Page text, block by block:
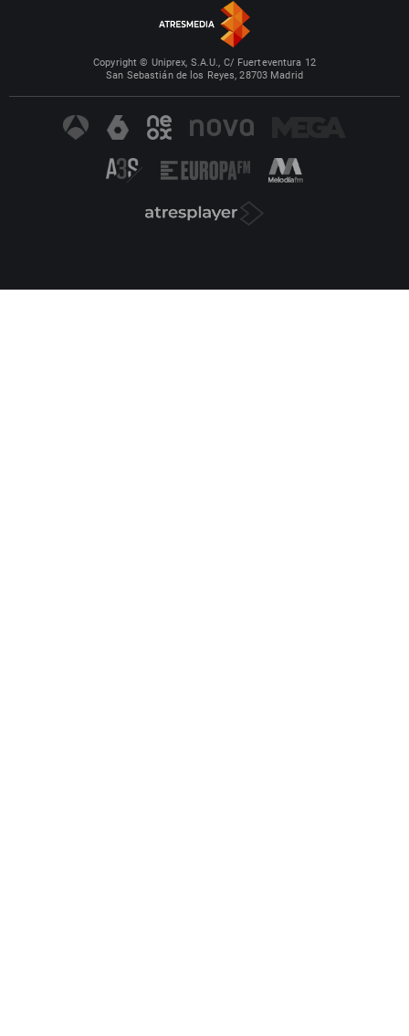
Copyright © Uniprex, S.A.U., C/ Fuerteventura 12
San Sebastián de los Reyes, 28703 Madrid